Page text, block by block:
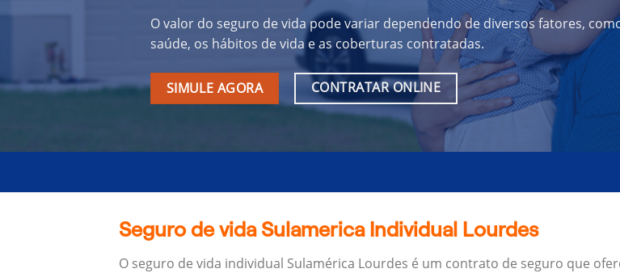
O valor do seguro de vida pode variar dependendo de diversos fatores,
saúde, os hábitos de vida e as coberturas contratadas.
SIMULE AGORA CONTRATAR ONLINE
Seguro de vida Sulamerica Individual Lourdes
O seguro de vida individual Sulamérica Lourdes é um contrato de seguro que